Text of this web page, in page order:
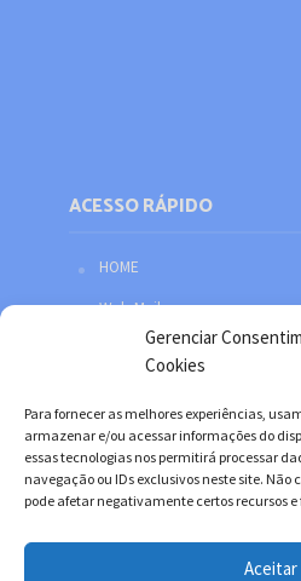
Gerenciar
Cookies
Para fornecer as melhores experiências,
armazenar e/ou acessar informações do
essas tecnologias nos permitirá processar
navegação ou IDs exclusivos neste site.
pode afetar negativamente certos recursos e
Aceitar
ACESSO RÁPIDO
HOME
Web Mail
Política de privacidade
Facebook
Twitter
YouTube
Instagram